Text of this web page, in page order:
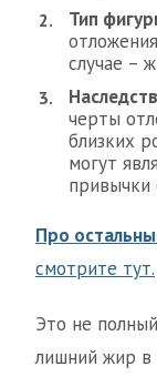
Тип
случае –
черты
близких
могут
привычки
Про
смотрите тут.
Это не
лишний жир в